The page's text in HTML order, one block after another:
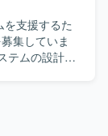
ドと進捗管
らリリースま
きた方を求め
でも取り組
を支援するた
集していま